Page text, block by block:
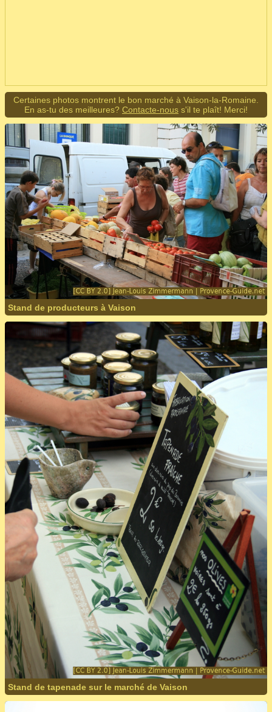
Certaines photos montrent le bon marché à Vaison-la-Romaine.
En as-tu des meilleures? Contacte-nous s'il te plaît! Merci!
Stand de producteurs à Vaison
Stand de tapenade sur le marché de Vaison